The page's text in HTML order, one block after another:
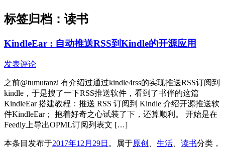
标签归档： 读书
KindleEar : 自动推送RSS到Kindle的开源应用
发表评论
之前@tumutanzi 有介绍过通过kindle4rss的实现推送RSS订阅到
kindle，于是搜了一下RSS推送软件，看到了书伴的这篇
KindleEar 搭建教程：推送 RSS 订阅到 Kindle 介绍开源推送软
件KindleEar； 抱着好奇之心试装了下，还算顺利。 开始是在
Feedly上导出OPML订阅列表文 […]
本条目发布于2017年12月29日 。属于原创 生活 读书分类，